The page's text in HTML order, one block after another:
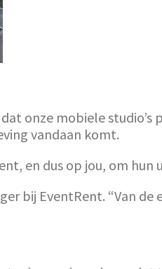
onze mobiele
vandaan komt.
en dus op jou, om
bij EventRent. “Van